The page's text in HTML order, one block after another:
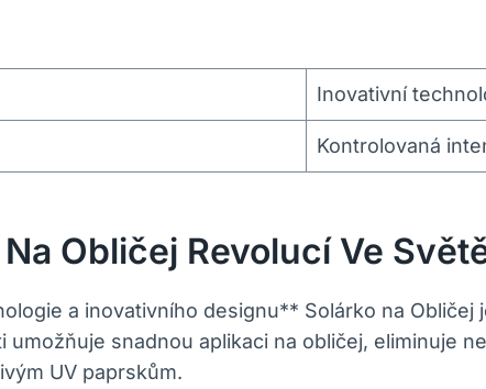
Inovativní
Kontrolovaná
Obličej Revolucí Ve
a inovativního designu** Solárko na
umožňuje snadnou aplikaci na obličej, eliminuje
UV paprskům.